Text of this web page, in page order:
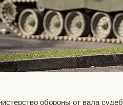
обороны от вала